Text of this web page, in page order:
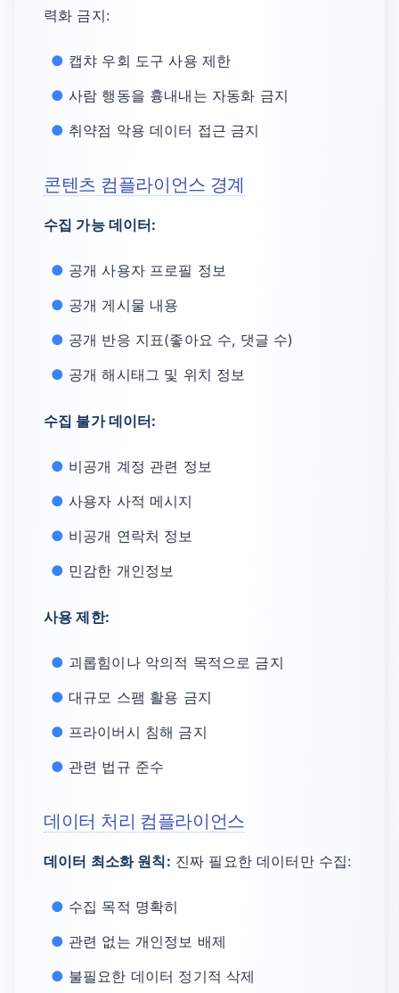
력화 금지:
캡챠 우회 도구 사용 제한
사람 행동을 흉내내는 자동화 금지
취약점 악용 데이터 접근 금지
콘텐츠 컴플라이언스 경계
수집 가능 데이터:
공개 사용자 프로필 정보
공개 게시물 내용
공개 반응 지표(좋아요 수, 댓글 수)
공개 해시태그 및 위치 정보
수집 불가 데이터:
비공개 계정 관련 정보
사용자 사적 메시지
비공개 연락처 정보
민감한 개인정보
사용 제한:
괴롭힘이나 악의적 목적으로 금지
대규모 스팸 활용 금지
프라이버시 침해 금지
관련 법규 준수
데이터 처리 컴플라이언스
데이터 최소화 원칙: 진짜 필요한 데이터만 수집:
수집 목적 명확히
관련 없는 개인정보 배제
불필요한 데이터 정기적 삭제